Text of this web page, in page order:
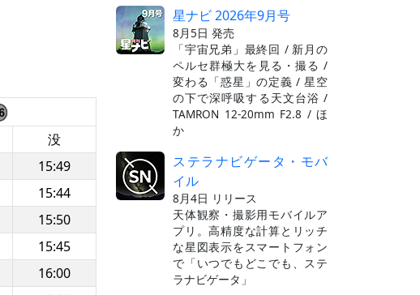
没
15:49
15:44
15:50
15:45
16:00
星ナビ 2026年9月号
8月5日 発売
「宇宙兄弟」最終回 / 新月の
ペルセ群極大を見る・撮る /
変わる「惑星」の定義 / 星空
の下で深呼吸する天文台浴 /
TAMRON 12-20mm F2.8 / ほ
か
ステラナビゲータ・モバ
イル
8月4日 リリース
天体観察・撮影用モバイルア
プリ。高精度な計算とリッチ
な星図表示をスマートフォン
で「いつでもどこでも、ステ
ラナビゲータ」